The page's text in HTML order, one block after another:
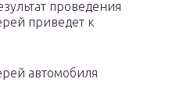
проведения
приведет к
автомобиля